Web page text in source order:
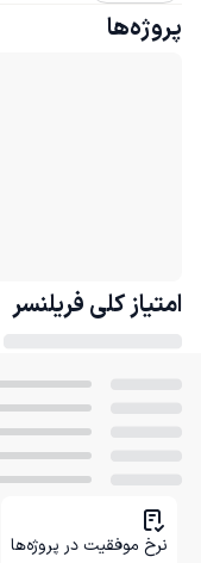
پروژه‌ها
امتیاز کلی فریلنسر
نرخ موفقیت در پروژه‌ها